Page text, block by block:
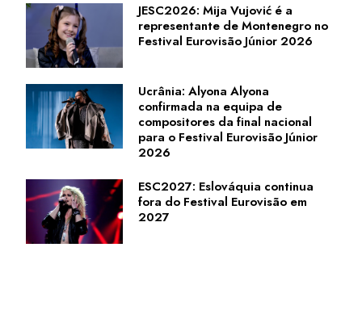
JESC2026: Mija Vujović é a
representante de Montenegro no
Festival Eurovisão Júnior 2026
Ucrânia: Alyona Alyona
confirmada na equipa de
compositores da final nacional
para o Festival Eurovisão Júnior
2026
ESC2027: Eslováquia continua
fora do Festival Eurovisão em
2027